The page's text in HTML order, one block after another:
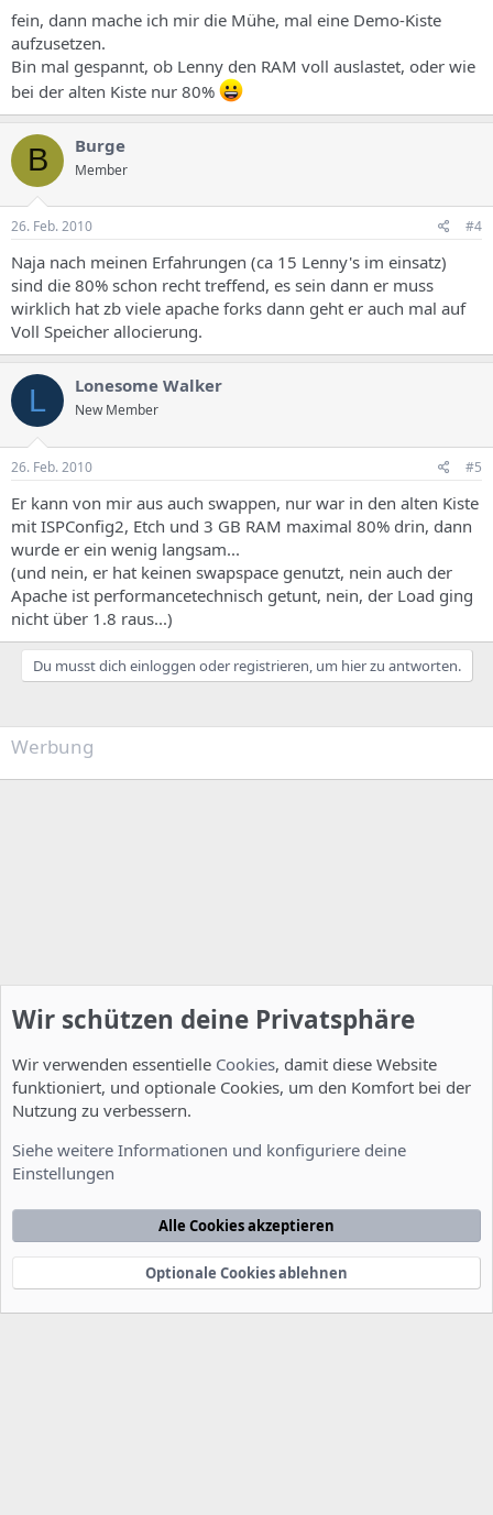
fein, dann mache ich mir die Mühe, mal eine Demo-Kiste
aufzusetzen.
Bin mal gespannt, ob Lenny den RAM voll auslastet, oder wie
bei der alten Kiste nur 80%
B Burge
Member
26. Feb. 2010 #4
Naja nach meinen Erfahrungen (ca 15 Lenny's im einsatz)
sind die 80% schon recht treffend, es sein dann er muss
wirklich hat zb viele apache forks dann geht er auch mal auf
Voll Speicher allocierung.
L Lonesome Walker
New Member
26. Feb. 2010 #5
Er kann von mir aus auch swappen, nur war in den alten Kiste
mit ISPConfig2, Etch und 3 GB RAM maximal 80% drin, dann
wurde er ein wenig langsam...
(und nein, er hat keinen swapspace genutzt, nein auch der
Apache ist performancetechnisch getunt, nein, der Load ging
nicht über 1.8 raus...)
Du musst dich einloggen oder registrieren, um hier zu antworten.
Werbung
Nutzungsbedingungen Datenschutzerklärung
Startseite
e
Community platform by XenForo® © 2010-2022 XenForo Ltd.
xenDach©2010-2014
Wir schützen deine Privatsphäre
Wir verwenden essentielle Cookies, damit diese Website
funktioniert, und optionale Cookies, um den Komfort bei der
Nutzung zu verbessern.
Siehe weitere Informationen und konfiguriere deine
Einstellungen
Alle Cookies akzeptieren
Optionale Cookies ablehnen